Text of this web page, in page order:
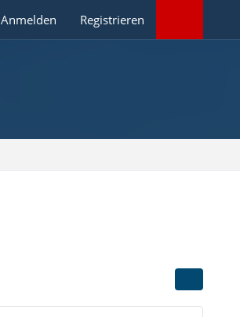
Anmelden Registrieren